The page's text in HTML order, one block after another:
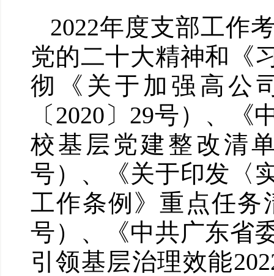
2022年度支部工作
党的二十大精神和《
彻《关于加强高公
〔2020〕29号）、
校基层党建整改清
号）、《关于印发〈
工作条例》重点任务
号）、《中共广东省
引领基层治理效能